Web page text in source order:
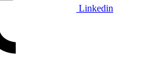
Linkedin